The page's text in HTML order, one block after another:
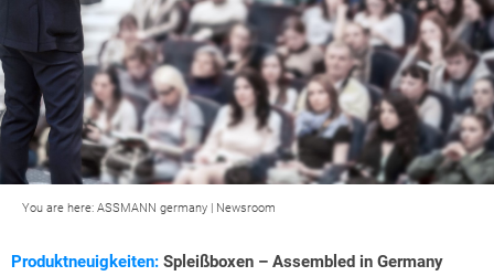
You are here: ASSMANN germany | Newsroom
Produktneuigkeiten: Spleißboxen – Assembled in Germany